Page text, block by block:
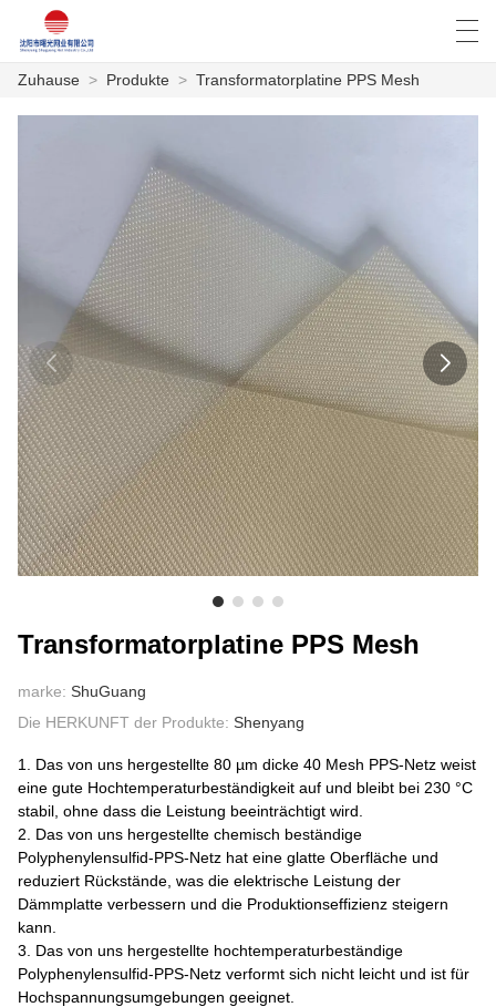
PRODUKTE
NACHRICHTEN
DER FALL
FABRIK
KONTAKTIERE UNS
ÜBER UNS
العربية Deutsch English Español
Zuhause > Produkte > Transformatorplatine PPS Mesh
Transformatorplatine PPS Mesh
marke: ShuGuang
Die HERKUNFT der Produkte: Shenyang
1. Das von uns hergestellte 80 µm dicke 40 Mesh PPS-Netz weist
eine gute Hochtemperaturbeständigkeit auf und bleibt bei 230 °C
stabil, ohne dass die Leistung beeinträchtigt wird.
2. Das von uns hergestellte chemisch beständige
Polyphenylensulfid-PPS-Netz hat eine glatte Oberfläche und
reduziert Rückstände, was die elektrische Leistung der
Dämmplatte verbessern und die Produktionseffizienz steigern
kann.
3. Das von uns hergestellte hochtemperaturbeständige
Polyphenylensulfid-PPS-Netz verformt sich nicht leicht und ist für
Hochspannungsumgebungen geeignet.